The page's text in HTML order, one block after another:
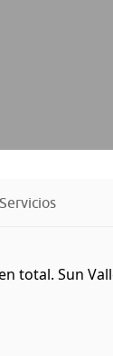
Servicios
total. Sun